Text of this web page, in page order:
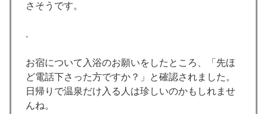
さそうです。
.
お宿について入浴のお願いをしたところ、「先ほ
ど電話下さった方ですか？」と確認されました。
日帰りで温泉だけ入る人は珍しいのかもしれませ
んね。